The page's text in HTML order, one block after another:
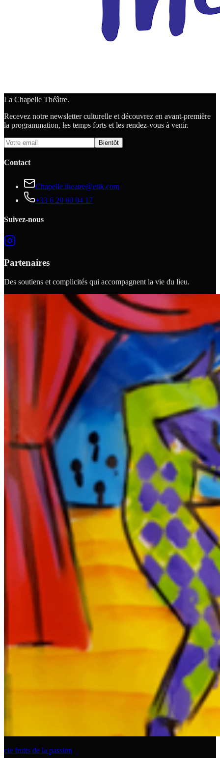
La Chapelle Théâtre.
Recevez notre newsletter culturelle et découvrez en avant-première
la programmation, les temps forts et les rendez-vous à venir.
Bientôt
Contact
Chapelle.theatre@etik.com
+33 6 20 60 04 17
Suivez-nous
Partenaires
Des soutiens et complicités qui accompagnent la vie du lieu.
cie fruits de la passion